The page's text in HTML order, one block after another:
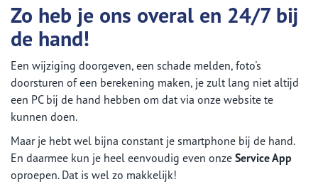
Zo heb je ons overal en 24/7 bij
de hand!
Een wijziging doorgeven, een schade melden, foto's
doorsturen of een berekening maken, je zult lang niet altijd
een PC bij de hand hebben om dat via onze website te
kunnen doen.
Maar je hebt wel bijna constant je smartphone bij de hand.
En daarmee kun je heel eenvoudig even onze Service App
oproepen. Dat is wel zo makkelijk!